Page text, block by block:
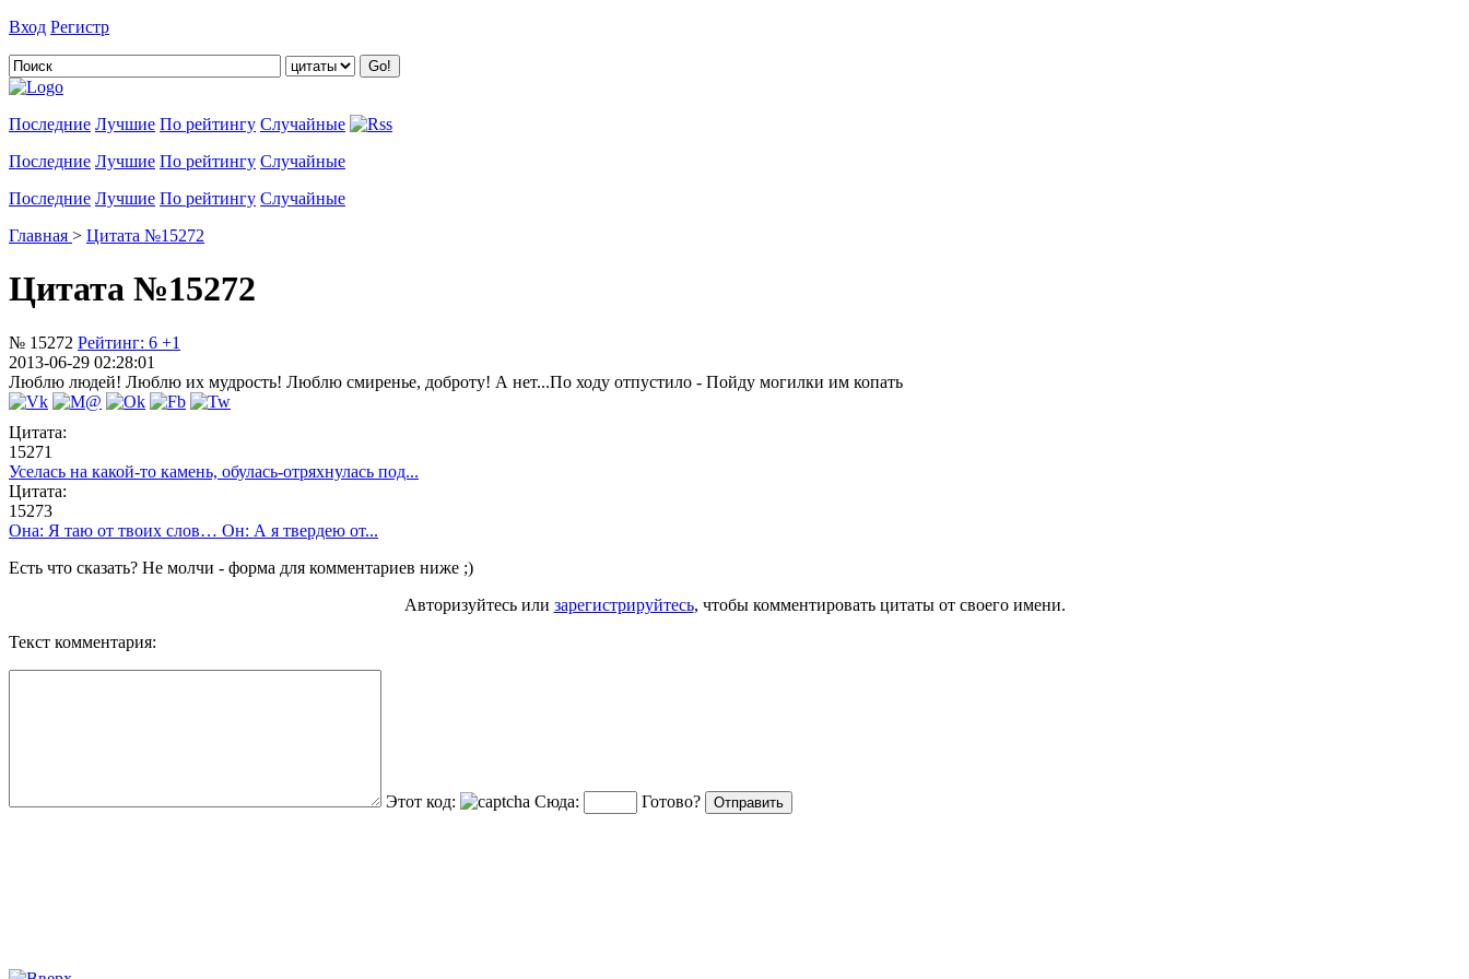
Вход Регистр
Последние Лучшие По рейтингу Случайные
Последние Лучшие По рейтингу Случайные
Последние Лучшие По рейтингу Случайные
Главная > Цитата №15272
Цитата №15272
№ 15272 Рейтинг: 6 +1
2013-06-29 02:28:01
Люблю людей! Люблю их мудрость! Люблю смиренье, доброту! А нет...По ходу отпустило - Пойду могилки им копать
Цитата:
15271
Уселась на какой-то камень, обулась-отряхнулась под...
Цитата:
15273
Она: Я таю от твоих слов… Он: А я твердею от...
Есть что сказать? Не молчи - форма для комментариев ниже ;)
Авторизуйтесь или зарегистрируйтесь, чтобы комментировать цитаты от своего имени.
Текст комментария:
Этот код: Сюда: Готово?